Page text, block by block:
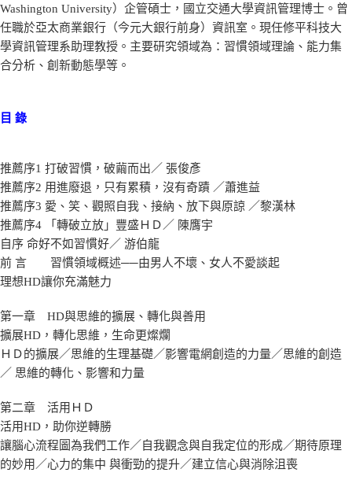
Washington University）企管碩士，國立交通大學資訊管理博士。曾
任職於亞太商業銀行（今元大銀行前身）資訊室。現任修平科技大
學資訊管理系助理教授。主要研究領域為：習慣領域理論、能力集
合分析、創新動態學等。
目 錄
推薦序1 打破習慣，破繭而出／ 張俊彥
推薦序2 用進廢退，只有累積，沒有奇蹟 ／蕭進益
推薦序3 愛、笑、觀照自我、接納、放下與原諒 ／黎漢林
推薦序4 「轉破立放」豐盛ＨＤ／ 陳膺宇
自序 命好不如習慣好／ 游伯龍
前 言 習慣領域概述──由男人不壞、女人不愛談起
理想HD讓你充滿魅力
第一章 HD與思維的擴展、轉化與善用
擴展HD，轉化思維，生命更燦爛
ＨＤ的擴展／思維的生理基礎／影響電網創造的力量／思維的創造
／ 思維的轉化、影響和力量
第二章 活用ＨＤ
活用HD，助你逆轉勝
讓腦心流程圖為我們工作／自我觀念與自我定位的形成／期待原理
的妙用／心力的集中 與衝勁的提升／建立信心與消除沮喪